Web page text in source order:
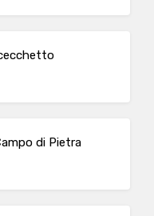
di Pietra